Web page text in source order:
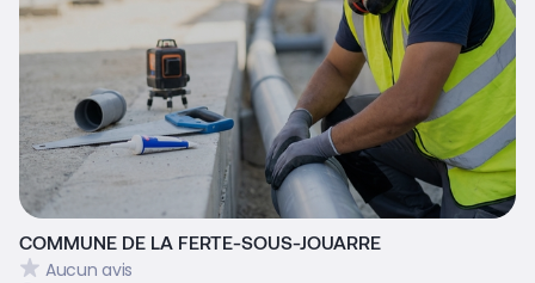
COMMUNE DE LA FERTE-SOUS-JOUARRE
Aucun avis